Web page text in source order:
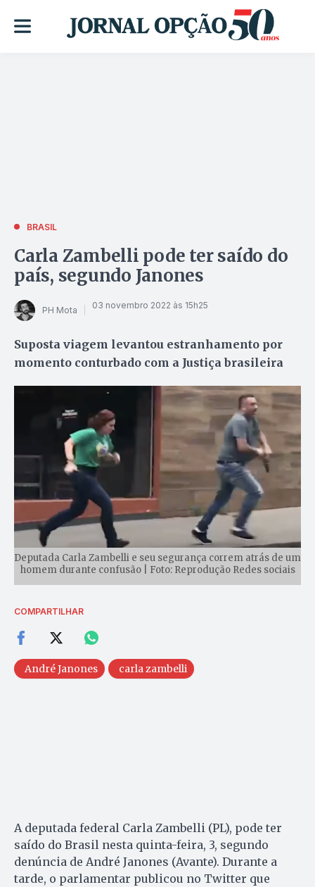
BRASIL
Carla Zambelli pode ter saído do
país, segundo Janones
PH Mota 03 novembro 2022 às 15h25
Suposta viagem levantou estranhamento por
momento conturbado com a Justiça brasileira
Deputada Carla Zambelli e seu segurança correm atrás de um
homem durante confusão | Foto: Reprodução Redes sociais
COMPARTILHAR
André Janones carla zambelli
A deputada federal Carla Zambelli (PL), pode ter
saído do Brasil nesta quinta-feira, 3, segundo
denúncia de André Janones (Avante). Durante a
tarde, o parlamentar publicou no Twitter que